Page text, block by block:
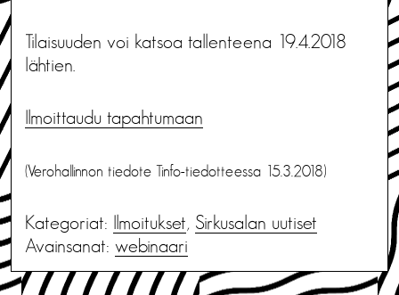
Tilaisuuden voi katsoa tallenteena 19.4.2018
lähtien.
Ilmoittaudu tapahtumaan
(Verohallinnon tiedote Tinfo-tiedotteessa 15.3.2018)
Kategoriat: Ilmoitukset, Sirkusalan uutiset
Avainsanat: webinaari